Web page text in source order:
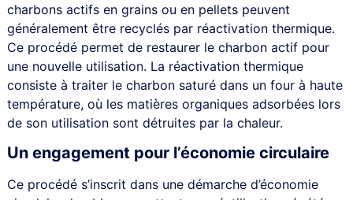
charbons actifs en grains ou en pellets peuvent
généralement être recyclés par réactivation thermique.
Ce procédé permet de restaurer le charbon actif pour
une nouvelle utilisation. La réactivation thermique
consiste à traiter le charbon saturé dans un four à haute
température, où les matières organiques adsorbées lors
de son utilisation sont détruites par la chaleur.
Un engagement pour l’économie circulaire
Ce procédé s’inscrit dans une démarche d’économie